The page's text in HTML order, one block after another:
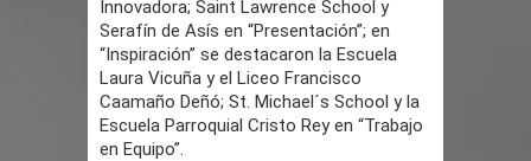
afirmaciones sobre comicios
Condena de 30 años a hombre por
matar esposos y herir a dos
Innovadora; Saint Lawrence School y
Serafín de Asís en “Presentación”; en
“Inspiración” se destacaron la Escuela
Laura Vicuña y el Liceo Francisco
Caamaño Deñó; St. Michael´s School y la
Escuela Parroquial Cristo Rey en “Trabajo
en Equipo”.